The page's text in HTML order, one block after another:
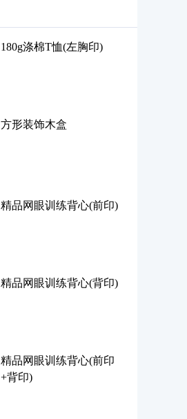
180g涤棉T恤(左胸印)
方形装饰木盒
精品网眼训练背心(前印)
精品网眼训练背心(背印)
精品网眼训练背心(前印
+背印)